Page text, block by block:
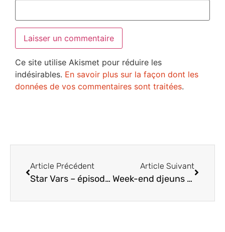
Ce site utilise Akismet pour réduire les
indésirables. En savoir plus sur la façon dont les
données de vos commentaires sont traitées.
Article Précédent
Star Vars – épisode I
Article Suivant
Week-end djeuns en la matière